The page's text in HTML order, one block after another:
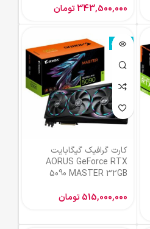
343,500,000تومان
ناموجود
کارت گرافیک گیگابایت
AORUS GeForce RTX
5090 MASTER 32GB
515,000,000 تومان